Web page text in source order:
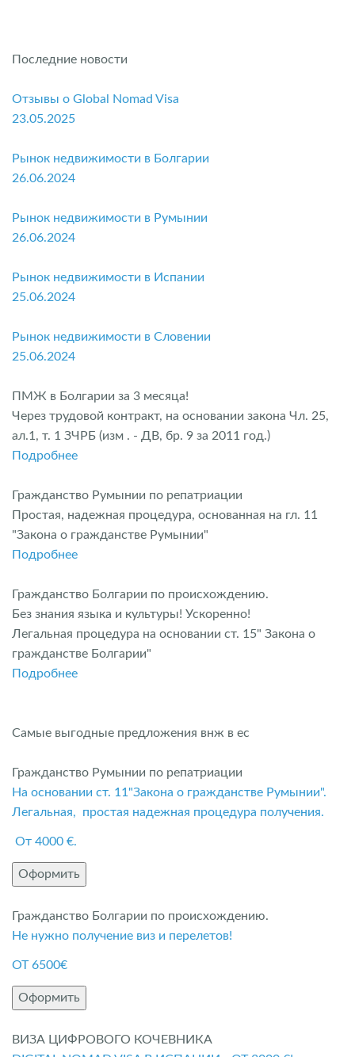
Последние новости
Отзывы о Global Nomad Visa
23.05.2025
Рынок недвижимости в Болгарии
26.06.2024
Рынок недвижимости в Румынии
26.06.2024
Рынок недвижимости в Испании
25.06.2024
Рынок недвижимости в Словении
25.06.2024
ПМЖ в Болгарии за 3 месяца!
Через трудовой контракт, на основании закона Чл. 25,
ал.1, т. 1 ЗЧРБ (изм . - ДВ, бр. 9 за 2011 год.)
Подробнее
Гражданство Румынии по репатриации
Простая, надежная процедура, основанная на гл. 11
"Закона о гражданстве Румынии"
Подробнее
Гражданство Болгарии по происхождению.
Без знания языка и культуры! Ускоренно!
Легальная процедура на основании ст. 15" Закона о
гражданстве Болгарии"
Подробнее
Самые выгодные предложения внж в ес
Гражданство Румынии по репатриации
На основании ст. 11"Закона о гражданстве Румынии".
Легальная, простая надежная процедура получения.
От 4000 €.
Оформить
Гражданство Болгарии по происхождению.
Не нужно получение виз и перелетов!
ОТ 6500€
Оформить
ВИЗА ЦИФРОВОГО КОЧЕВНИКА